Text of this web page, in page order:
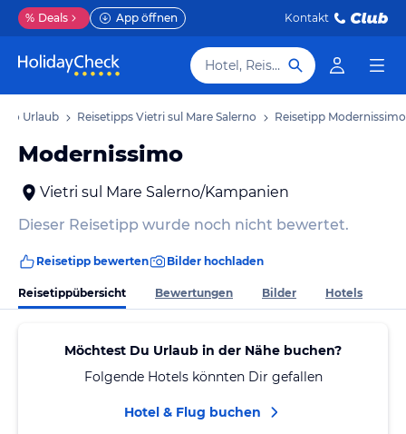
% Deals App öffnen Kontakt
Hotel, Reiseziel
Urlaub Reisetipps Vietri sul Mare Salerno Reisetipp Modernissimo
Modernissimo
Vietri sul Mare Salerno/Kampanien
Dieser Reisetipp wurde noch nicht bewertet.
Reisetipp bewerten Bilder hochladen
Reisetippübersicht Bewertungen Bilder Hotels
Möchtest Du Urlaub in der Nähe buchen?
Folgende Hotels könnten Dir gefallen
Hotel & Flug buchen